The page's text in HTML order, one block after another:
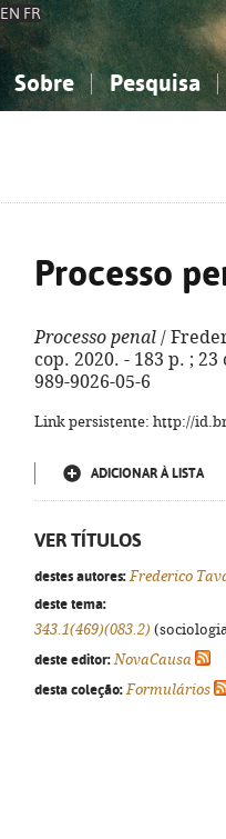
EN FR
Sobre Pesquisa
Processo
Processo penal /
cop. 2020. - 183 p. ;
989-9026-05-6
Link persistente: http://
ADICIONAR À LISTA
VER TÍTULOS
destes autores: Frederico
deste tema:
343.1(469)(083.2)
deste editor: NovaCausa
desta coleção: Formulários